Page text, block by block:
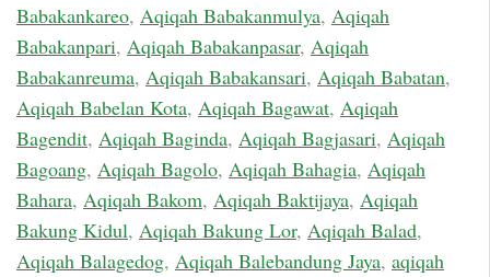
Babakankareo, Aqiqah Babakanmulya, Aqiqah
Babakanpari, Aqiqah Babakanpasar, Aqiqah
Babakanreuma, Aqiqah Babakansari, Aqiqah Babatan,
Aqiqah Babelan Kota, Aqiqah Bagawat, Aqiqah
Bagendit, Aqiqah Baginda, Aqiqah Bagjasari, Aqiqah
Bagoang, Aqiqah Bagolo, Aqiqah Bahagia, Aqiqah
Bahara, Aqiqah Bakom, Aqiqah Baktijaya, Aqiqah
Bakung Kidul, Aqiqah Bakung Lor, Aqiqah Balad,
Aqiqah Balagedog, Aqiqah Balebandung Jaya, aqiqah